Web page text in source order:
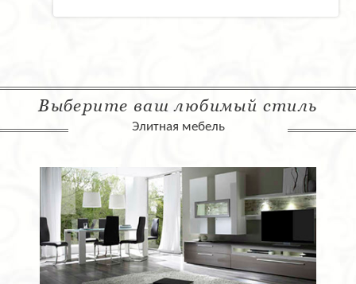
Выберите ваш любимый стиль
Элитная мебель